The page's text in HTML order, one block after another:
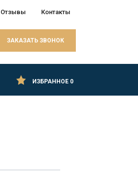
Отзывы Контакты
ЗАКАЗАТЬ ЗВОНОК
ИЗБРАННОЕ 0